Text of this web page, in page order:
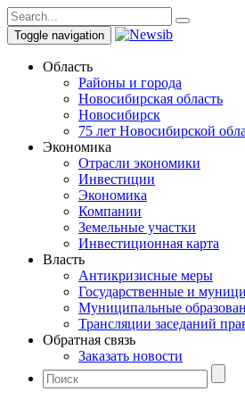
Toggle navigation
Область
Районы и города
Новосибирская область
Новосибирск
75 лет Новосибирской
Экономика
Отрасли экономики
Инвестиции
Экономика
Компании
Земельные участки
Инвестиционная карта
Власть
Антикризисные меры
Государственные и
Муниципальные
Трансляции заседаний
Обратная связь
Заказать новости